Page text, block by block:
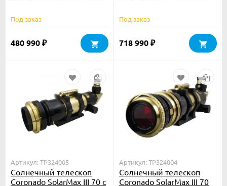
Под заказ
480 990 ₽
Под заказ
718 990 ₽
Артикул: TP324005
Солнечный телескоп
Coronado SolarMax III 70 с
Артикул: TP324004
Солнечный телескоп
Coronado SolarMax III 70